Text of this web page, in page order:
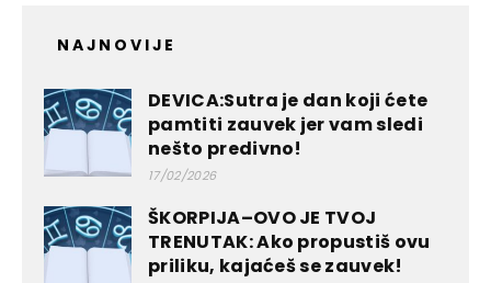
NAJNOVIJE
DEVICA:Sutra je dan koji ćete
pamtiti zauvek jer vam sledi
nešto predivno!
17/02/2026
ŠKORPIJA–OVO JE TVOJ
TRENUTAK: Ako propustiš ovu
priliku, kajaćeš se zauvek!